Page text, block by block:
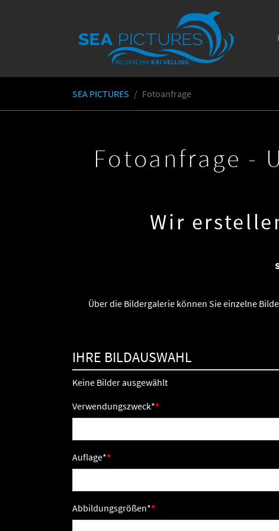
You are here:
SEA PICTURES Fotoanfrage
Fotoanfrage -
Wir
Über die Bildergalerie können Sie einzelne
IHRE BILDAUSWAHL
Keine Bilder ausgewählt
Verwendungszweck*
Auflage*
Abbildungsgrößen*